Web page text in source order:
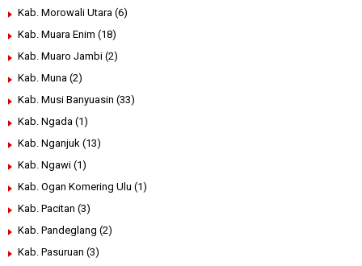
Kab. Morowali Utara (6)
Kab. Muara Enim (18)
Kab. Muaro Jambi (2)
Kab. Muna (2)
Kab. Musi Banyuasin (33)
Kab. Ngada (1)
Kab. Nganjuk (13)
Kab. Ngawi (1)
Kab. Ogan Komering Ulu (1)
Kab. Pacitan (3)
Kab. Pandeglang (2)
Kab. Pasuruan (3)